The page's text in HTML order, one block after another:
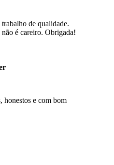
de qualidade.
é careiro. Obrigada!
honestos e com bom